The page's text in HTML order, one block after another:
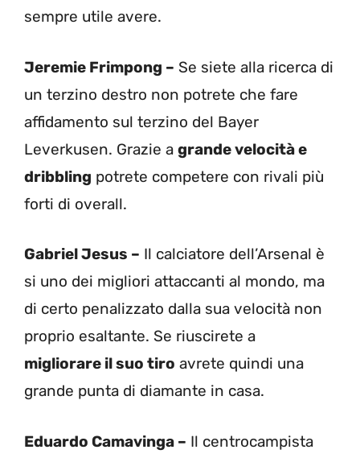
sempre utile avere.
Jeremie Frimpong – Se siete alla ricerca di
un terzino destro non potrete che fare
affidamento sul terzino del Bayer
Leverkusen. Grazie a grande velocità e
dribbling potrete competere con rivali più
forti di overall.
Gabriel Jesus – Il calciatore dell’Arsenal è
si uno dei migliori attaccanti al mondo, ma
di certo penalizzato dalla sua velocità non
proprio esaltante. Se riuscirete a
migliorare il suo tiro avrete quindi una
grande punta di diamante in casa.
Eduardo Camavinga – Il centrocampista